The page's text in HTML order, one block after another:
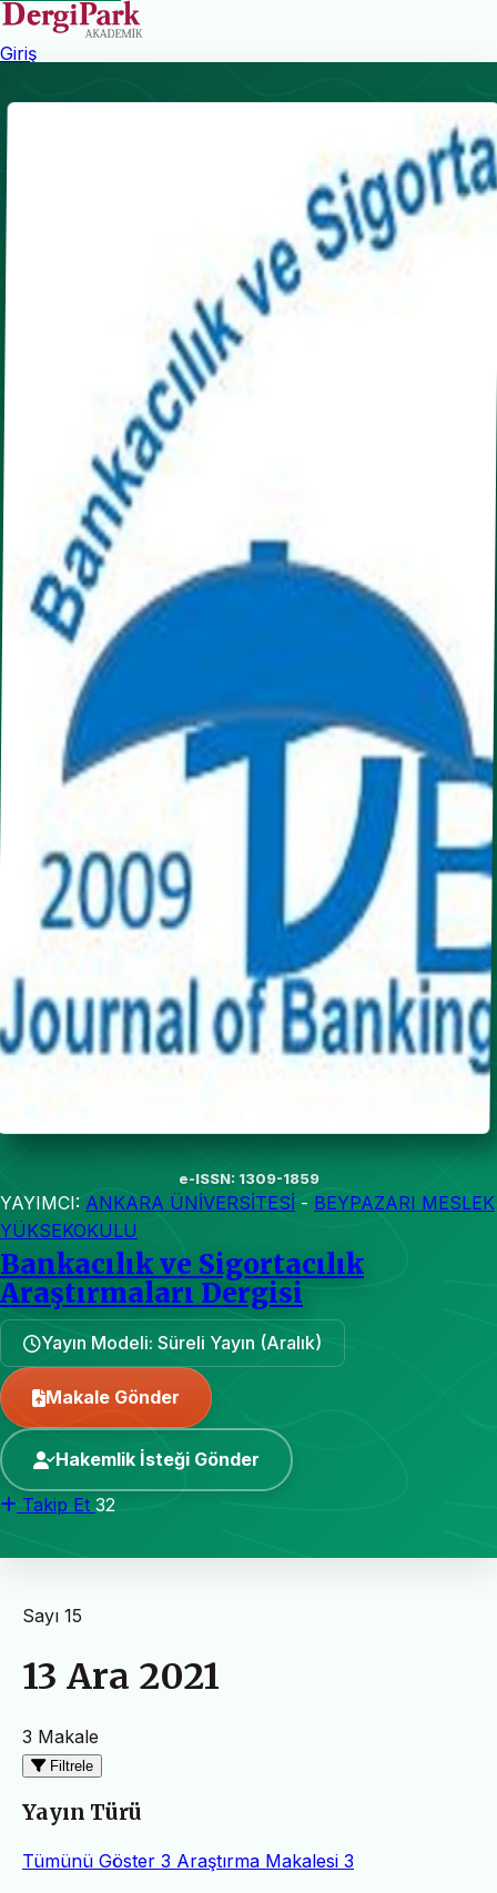
Giriş
e-ISSN: 1309-1859
YAYIMCI: ANKARA ÜNİVERSİTESİ - BEYPAZARI MESLEK
YÜKSEKOKULU
Bankacılık ve Sigortacılık
Araştırmaları Dergisi
Yayın Modeli: Süreli Yayın (Aralık)
Makale Gönder
Hakemlik İsteği Gönder
Takip Et 32
Sayı 15
13 Ara 2021
3 Makale
Filtrele
Yayın Türü
Tümünü Göster 3 Araştırma Makalesi 3